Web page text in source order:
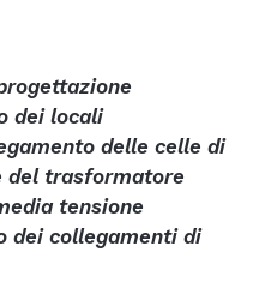
dei locali
delle celle di
del trasformatore
tensione
dei collegamenti di